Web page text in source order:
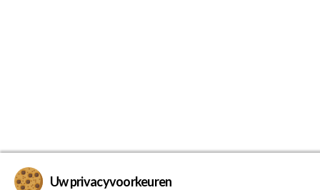
Uw privacyvoorkeuren